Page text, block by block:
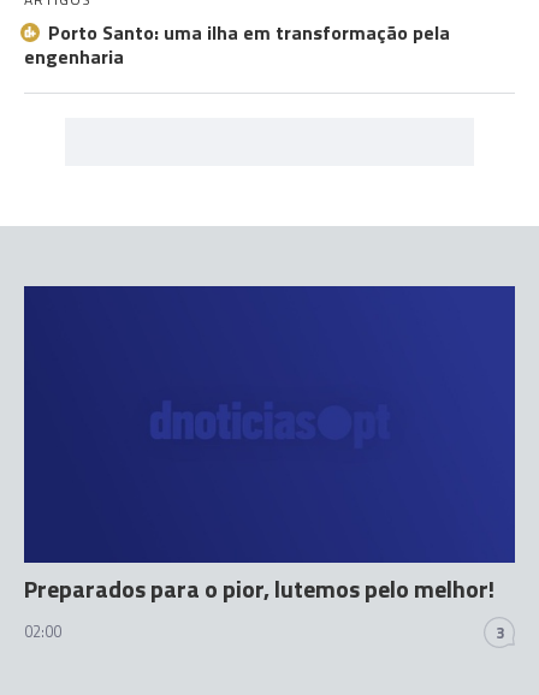
Porto Santo: uma ilha em transformação pela
engenharia
Preparados para o pior, lutemos pelo melhor!
02:00 3